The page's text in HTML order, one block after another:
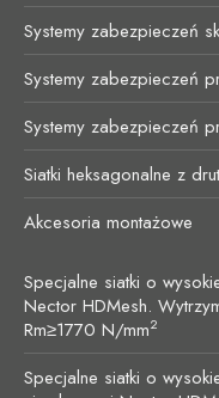
Systemy zabezpieczeń
Systemy zabezpieczeń
Systemy zabezpieczeń
Siatki heksagonalne z
Akcesoria montażowe
Specjalne siatki o
Nector HDMesh.
Rm≥1770 N/mm2
Specjalne siatki o